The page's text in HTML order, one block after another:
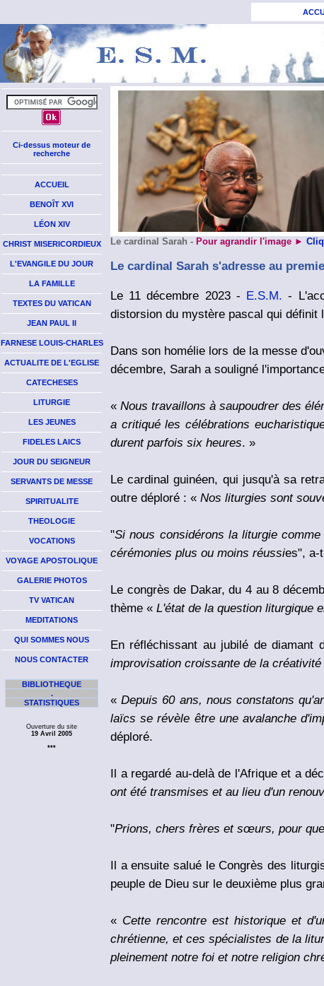
Ci-dessus moteur de
recherche
ACCUEIL
BENOÎT XVI
LÉON XIV
CHRIST MISERICORDIEUX
L'EVANGILE DU JOUR
LA FAMILLE
TEXTES DU VATICAN
JEAN PAUL II
FARNESE LOUIS-CHARLES
ACTUALITE DE L'EGLISE
CATECHESES
LITURGIE
LES JEUNES
FIDELES LAICS
JOUR DU SEIGNEUR
SERVANTS DE MESSE
SPIRITUALITE
THEOLOGIE
VOCATIONS
VOYAGE APOSTOLIQUE
GALERIE PHOTOS
TV VATICAN
MEDITATIONS
QUI SOMMES NOUS
NOUS CONTACTER
BIBLIOTHEQUE
.
STATISTIQUES
Ouverture du site
19 Avril 2005
***
Le cardinal Sarah - Pour agrandir l'image ►
Le cardinal Sarah s'adresse au
Le 11 décembre 2023 - E.S.M. -
distorsion du mystère pascal qui définit
Dans son homélie lors de la messe
décembre, Sarah a souligné
«Nous travaillons à saupoudrer des
a critiqué les célébrations
durent parfois six heures. »
Le cardinal guinéen, qui jusqu'à sa
outre déploré : « Nos liturgies sont
"Si nous considérons la liturgie
cérémonies plus ou moins réussies", a-
Le congrès de Dakar, du 4 au 8
thème « L'état de la question liturgique
En réfléchissant au jubilé de diamant
improvisation croissante de la créativité
«Depuis 60 ans, nous constatons
laïcs se révèle être une avalanche
déploré.
Il a regardé au-delà de l'Afrique et a
ont été transmises et au lieu d'un
"Prions, chers frères et sœurs, pour
Il a ensuite salué le Congrès des
peuple de Dieu sur le deuxième plus
« Cette rencontre est historique et
chrétienne, et ces spécialistes de la
pleinement notre foi et notre religion